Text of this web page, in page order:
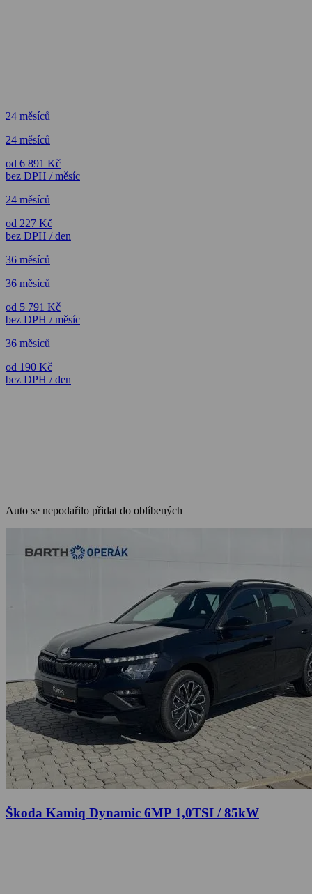
24 měsíců
24 měsíců
od 6 891 Kč
bez DPH / měsíc
24 měsíců
od 227 Kč
bez DPH / den
36 měsíců
36 měsíců
od 5 791 Kč
bez DPH / měsíc
36 měsíců
od 190 Kč
bez DPH / den
Auto se nepodařilo přidat do oblíbených
Škoda Kamiq Dynamic 6MP 1,0TSI / 85kW